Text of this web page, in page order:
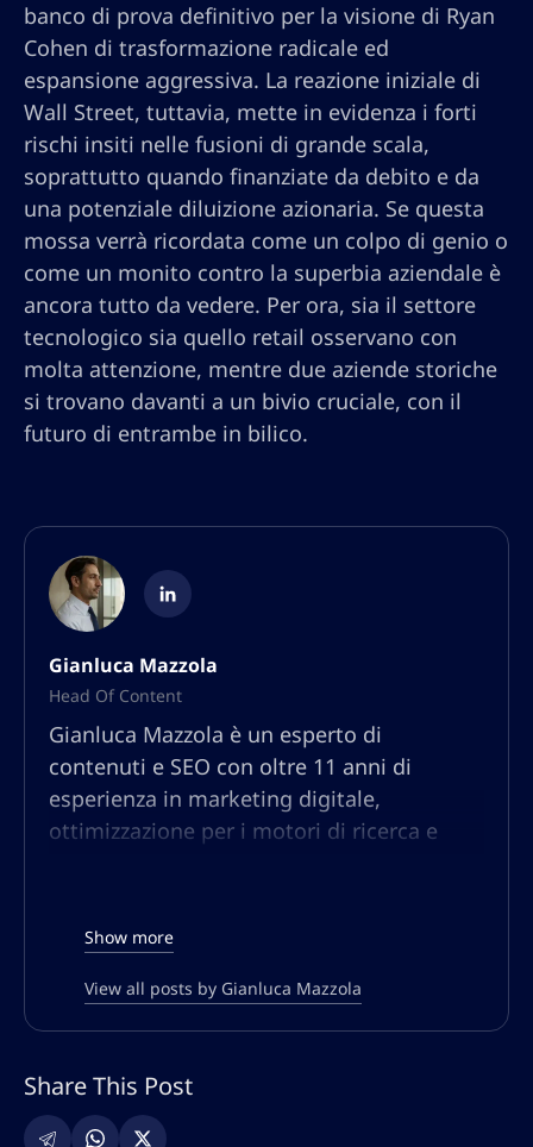
banco di prova definitivo per la visione di Ryan
Cohen di trasformazione radicale ed
espansione aggressiva. La reazione iniziale di
Wall Street, tuttavia, mette in evidenza i forti
rischi insiti nelle fusioni di grande scala,
soprattutto quando finanziate da debito e da
una potenziale diluizione azionaria. Se questa
mossa verrà ricordata come un colpo di genio o
come un monito contro la superbia aziendale è
ancora tutto da vedere. Per ora, sia il settore
tecnologico sia quello retail osservano con
molta attenzione, mentre due aziende storiche
si trovano davanti a un bivio cruciale, con il
futuro di entrambe in bilico.
Gianluca Mazzola
Head Of Content
Gianluca Mazzola è un esperto di
contenuti e SEO con oltre 11 anni di
esperienza in marketing digitale,
ottimizzazione per i motori di ricerca e
globali, startup e aziende di e-commerce,
aiutandoli a dominare i risultati di ricerca
e a generare traffico organico attraverso
strategie di content marketing basate sui
ottimizzazione on-page, ricerca di parole
Show more
View all posts by Gianluca Mazzola
Share This Post